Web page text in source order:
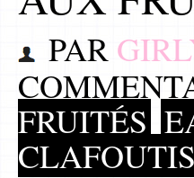
PAR
FRUITÉS